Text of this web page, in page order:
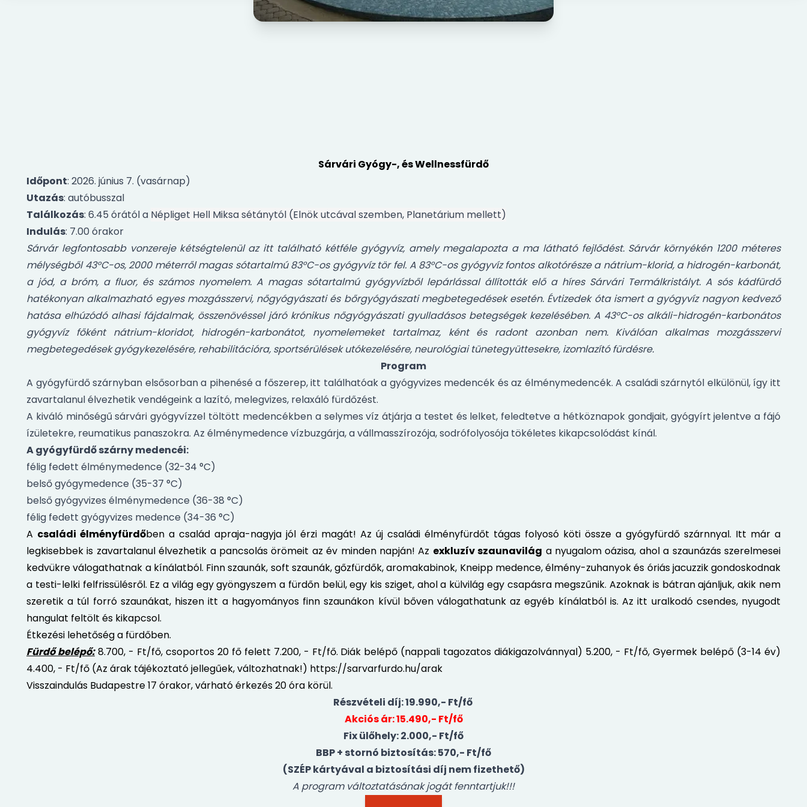
Sárvári Gyógy-, és Wellnessfürdő
Időpont: 2026. június 7. (vasárnap)
Utazás: autóbusszal
Találkozás: 6.45 órától a Népliget Hell Miksa sétánytól (Elnök utcával szemben, Planetárium mellett)
Indulás: 7.00 órakor
Sárvár legfontosabb vonzereje kétségtelenül az itt található kétféle gyógyvíz, amely megalapozta a ma látható fejlődést. Sárvár környékén 1200 méteres
mélységből 43°C-os, 2000 méterről magas sótartalmú 83°C-os gyógyvíz tör fel. A 83°C-os gyógyvíz fontos alkotórésze a nátrium-klorid, a hidrogén-karbonát,
a jód, a bróm, a fluor, és számos nyomelem. A magas sótartalmú gyógyvízből lepárlással állították elő a híres Sárvári Termálkristályt. A sós kádfürdő
hatékonyan alkalmazható egyes mozgásszervi, nőgyógyászati és bőrgyógyászati megbetegedések esetén. Évtizedek óta ismert a gyógyvíz nagyon kedvező
hatása elhúzódó alhasi fájdalmak, összenövéssel járó krónikus nőgyógyászati gyulladásos betegségek kezelésében. A 43°C-os alkáli-hidrogén-karbonátos
gyógyvíz főként nátrium-kloridot, hidrogén-karbonátot, nyomelemeket tartalmaz, ként és radont azonban nem. Kiválóan alkalmas mozgásszervi
megbetegedések gyógykezelésére, rehabilitációra, sportsérülések utókezelésére, neurológiai tünetegyüttesekre, izomlazító fürdésre.
Program
A gyógyfürdő szárnyban elsősorban a pihenésé a főszerep, itt találhatóak a gyógyvizes medencék és az élménymedencék. A családi szárnytól elkülönül, így itt
zavartalanul élvezhetik vendégeink a lazító, melegvizes, relaxáló fürdőzést.
A kiváló minőségű sárvári gyógyvízzel töltött medencékben a selymes víz átjárja a testet és lelket, feledtetve a hétköznapok gondjait, gyógyírt jelentve a fájó
ízületekre, reumatikus panaszokra. Az élménymedence vízbuzgárja, a vállmasszírozója, sodrófolyosója tökéletes kikapcsolódást kínál.
A gyógyfürdő szárny medencéi:
félig fedett élménymedence (32-34 °C)
belső gyógymedence (35-37 °C)
belső gyógyvizes élménymedence (36-38 °C)
félig fedett gyógyvizes medence (34-36 °C)
A családi élményfürdőben a család apraja-nagyja jól érzi magát! Az új családi élményfürdőt tágas folyosó köti össze a gyógyfürdő szárnnyal. Itt már a
legkisebbek is zavartalanul élvezhetik a pancsolás örömeit az év minden napján! Az exkluzív szaunavilág a nyugalom oázisa, ahol a szaunázás szerelmesei
kedvükre válogathatnak a kínálatból. Finn szaunák, soft szaunák, gőzfürdők, aromakabinok, Kneipp medence, élmény-zuhanyok és óriás jacuzzik gondoskodnak
a testi-lelki felfrissülésről. Ez a világ egy gyöngyszem a fürdőn belül, egy kis sziget, ahol a külvilág egy csapásra megszűnik. Azoknak is bátran ajánljuk, akik nem
szeretik a túl forró szaunákat, hiszen itt a hagyományos finn szaunákon kívül bőven válogathatunk az egyéb kínálatból is. Az itt uralkodó csendes, nyugodt
hangulat feltölt és kikapcsol.
Étkezési lehetőség a fürdőben.
Fürdő belépő:8.700, - Ft/fő, csoportos 20 fő felett 7.200, - Ft/fő. Diák belépő (nappali tagozatos diákigazolvánnyal) 5.200, - Ft/fő, Gyermek belépő (3-14 év)
4.400, - Ft/fő (Az árak tájékoztató jellegűek, változhatnak!) https://sarvarfurdo.hu/arak
Visszaindulás Budapestre 17 órakor, várható érkezés 20 óra körül.
Részvételi díj: 19.990,- Ft/fő
Akciós ár: 15.490,- Ft/fő
Fix ülőhely: 2.000,- Ft/fő
BBP + stornó biztosítás: 570,- Ft/fő
(SZÉP kártyával a biztosítási díj nem fizethető)
A program változtatásának jogát fenntartjuk!!!